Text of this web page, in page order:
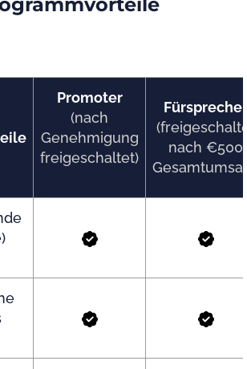
Promoter
(nach
Genehmigung
freigeschaltet)
Fürsprecher
nach €500